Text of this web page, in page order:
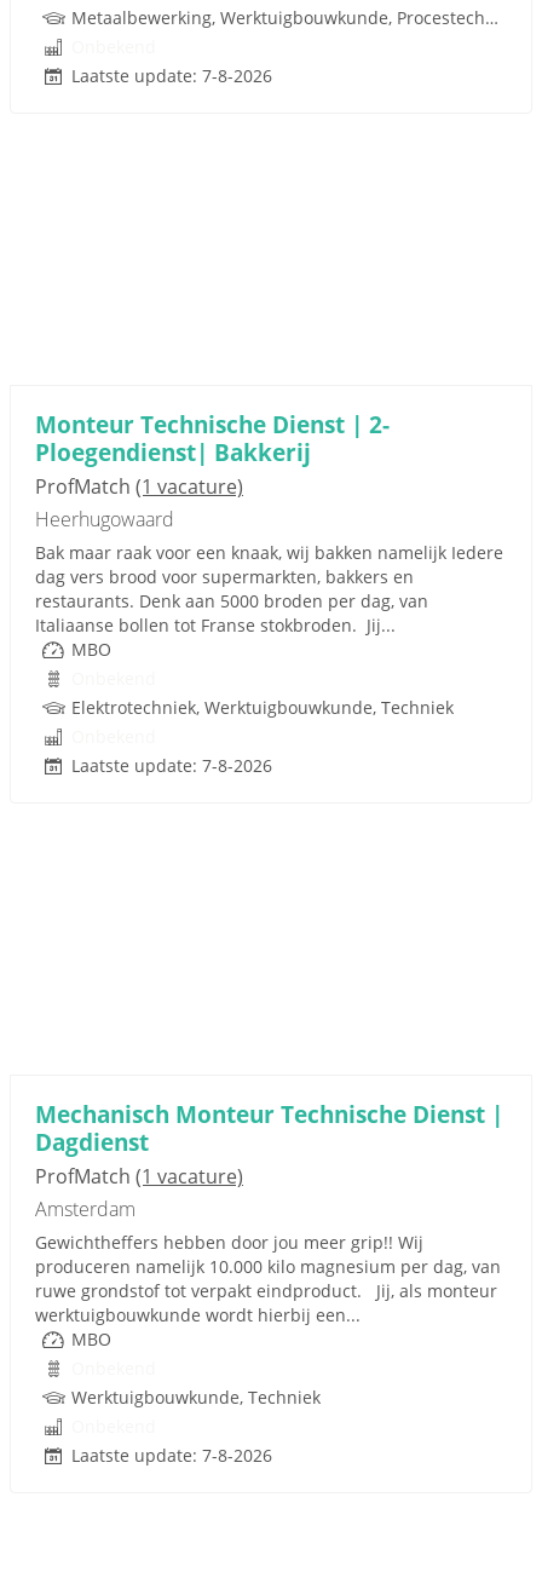
Metaalbewerking, Werktuigbouwkunde, Procestechnologie, Techniek
Laatste update: 7-8-2026
Monteur Technische Dienst | 2-
Ploegendienst| Bakkerij
ProfMatch (1 vacature)
Heerhugowaard
Bak maar raak voor een knaak, wij bakken namelijk Iedere
dag vers brood voor supermarkten, bakkers en
restaurants. Denk aan 5000 broden per dag, van
Italiaanse bollen tot Franse stokbroden. Jij...
MBO
Elektrotechniek, Werktuigbouwkunde, Techniek
Laatste update: 7-8-2026
Mechanisch Monteur Technische Dienst |
Dagdienst
ProfMatch (1 vacature)
Amsterdam
Gewichtheffers hebben door jou meer grip!! Wij
produceren namelijk 10.000 kilo magnesium per dag, van
ruwe grondstof tot verpakt eindproduct. Jij, als monteur
werktuigbouwkunde wordt hierbij een...
MBO
Werktuigbouwkunde, Techniek
Laatste update: 7-8-2026